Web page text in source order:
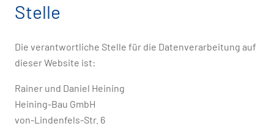
Stelle
Die verantwortliche Stelle für die Datenverarbeitung auf
dieser Website ist:
Rainer und Daniel Heining
Heining-Bau GmbH
von-Lindenfels-Str. 6